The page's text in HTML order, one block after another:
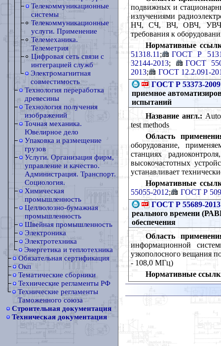
Телекоммуникационные
системы
Телекоммуникационные
услуги. Применение
Телемеханика.
Телеметрия
Цифровая сеть связи с
интеграцией служб
Электромагнитная
совместимость
Технология переработка
древесины
Технология получения
изображений
Точная механика.
Ювелирное дело
Упаковка и размещение
грузов
Услуги. Организация фирм,
управление и качество.
Администрация. Транспорт.
Социология.
Химическая
промышленность
Целлюлозно-бумажная
промышленность
Швейная промышленность
Электроника
Электротехника
Энергетика и теплотехника
Обязательная сертификация
Окп
Тематические сборники
Технические регламенты РФ
Технические регламенты
Таможенного союза
Строительная документация
Техническая документация
подвижных и
излучениями
НЧ, СЧ, ВЧ, ОВЧ, УВЧ,
требования к
Нормативные
51318.11 ;
ГОСТ Р
32144-2013;
ГОСТ
2013;
ГОСТ 12.2.091-
ГОСТ Р 53373-2009
приемное
испытаний
Название англ.:
test methods
Область
оборудование,
станциях
высокочастотных
устанавливает
Нормативные
55055-2012;
ГОСТ Р
ГОСТ Р 55689-2013
реального времени
обеспечения
Область
информационной
узкополосного вещания
- 108,0 МГц)
Нормативные